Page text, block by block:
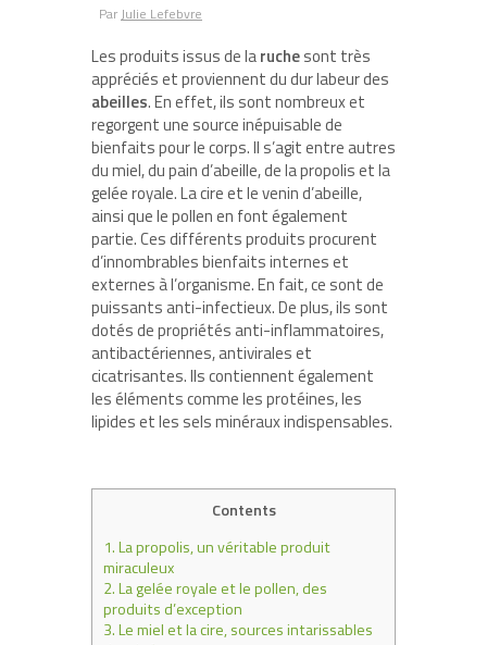
Par Julie Lefebvre
Les produits issus de laruchesont très
appréciés et proviennent du dur labeur des
abeilles. En effet, ils sont nombreux et
regorgent une source inépuisable de
bienfaits pour le corps. Il s’agit entre autres
du miel, du pain d’abeille, de la propolis et la
gelée royale. La cire et le venin d’abeille,
ainsi que le pollen en font également
partie. Ces différents produits procurent
d’innombrables bienfaits internes et
externes à l’organisme. En fait, ce sont de
puissants anti-infectieux. De plus, ils sont
dotés de propriétés anti-inflammatoires,
antibactériennes, antivirales et
cicatrisantes. Ils contiennent également
les éléments comme les protéines, les
lipides et les sels minéraux indispensables.
Contents
1.La propolis, un véritable produit
miraculeux
2.La gelée royale et le pollen, des
produits d’exception
3.Le miel et la cire, sources intarissables